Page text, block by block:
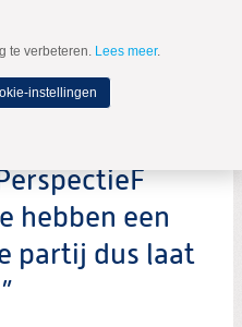
MENU
hebben een
partij dus laat
te verbeteren. Lees meer.
instellingen